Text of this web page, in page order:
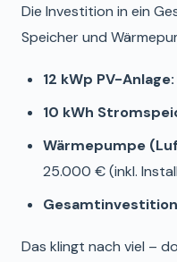
Die Investition in ein
Speicher und
12 kWp PV-Anlage:
10 kWh
Wärmepumpe
25.000 € (inkl.
Das klingt nach viel –